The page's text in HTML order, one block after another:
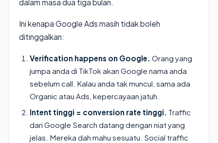
dalam masa dua tiga bulan.
Ini kenapa Google Ads masih tidak boleh
ditinggalkan:
Verification happens on Google. Orang yang
jumpa anda di TikTok akan Google nama anda
sebelum call. Kalau anda tak muncul, sama ada
Organic atau Ads, kepercayaan jatuh.
Intent tinggi = conversion rate tinggi. Traffic
dari Google Search datang dengan niat yang
jelas. Mereka dah mahu sesuatu. Social traffic